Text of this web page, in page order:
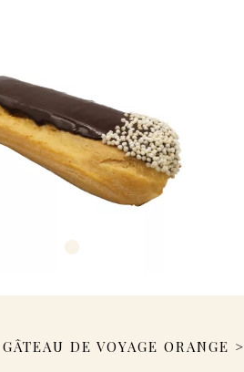
DE VOYAGE ORANGE >